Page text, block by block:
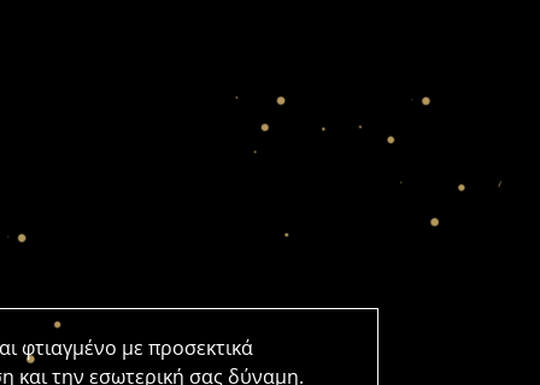
φτιαγμένο με προσεκτικά
και την εσωτερική σας δύναμη.